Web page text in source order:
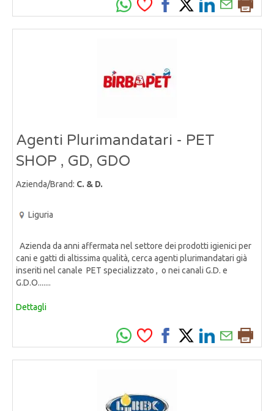
Agenti Plurimandatari - PET
SHOP , GD, GDO
Azienda/Brand: C. & D.
Liguria
Azienda da anni affermata nel settore dei prodotti igienici per
cani e gatti di altissima qualità, cerca agenti plurimandatari già
inseriti nel canale PET specializzato , o nei canali G.D. e
G.D.O.......
Dettagli